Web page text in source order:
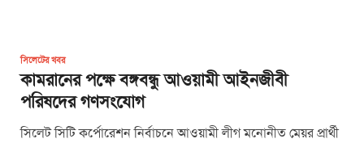
সিলেটের খবর
কামরানের পক্ষে বঙ্গবন্ধু আওয়ামী আইনজীবী
পরিষদের গণসংযোগ
সিলেট সিটি কর্পোরেশন নির্বাচনে আওয়ামী লীগ মনোনীত মেয়র প্রার্থী